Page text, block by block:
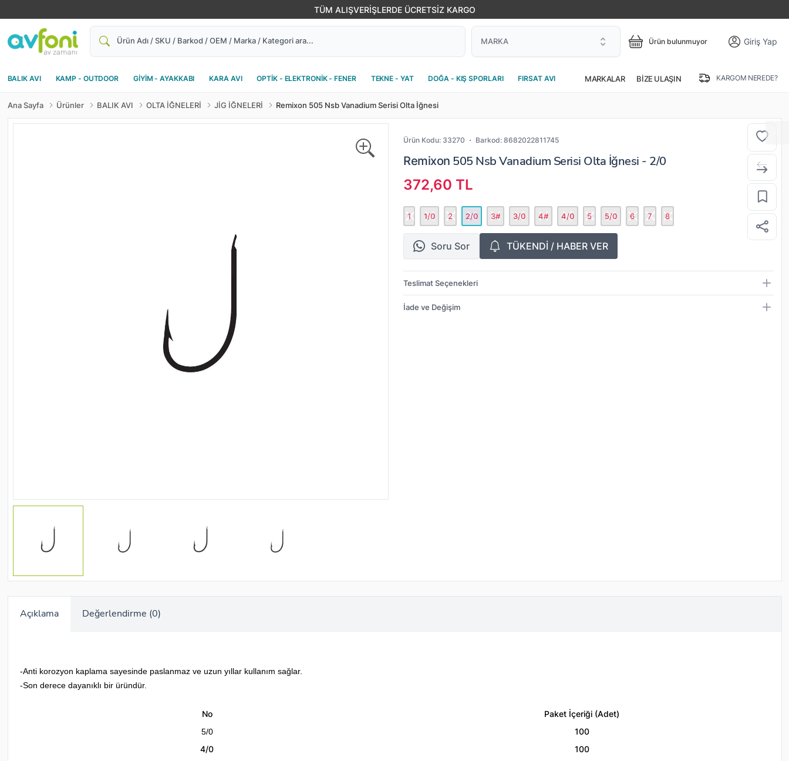
TÜM ALIŞVERİŞLERDE ÜCRETSİZ KARGO
Ara
Ürün bulunmuyor Giriş Yap
BALIK AVI KAMP - OUTDOOR GİYİM - AYAKKABI KARA AVI OPTİK - ELEKTRONİK - FENER TEKNE - YAT DOĞA - KIŞ SPORLARI FIRSAT AVI MARKALAR BIZE ULAŞIN KARGOM NEREDE?
Ana Sayfa Ürünler BALIK AVI OLTA İĞNELERİ JİG İĞNELERİ Remixon 505 Nsb Vanadium Serisi Olta İğnesi
Ürün Kodu: 33270 Barkod: 8682022811745
Remixon 505 Nsb Vanadium Serisi Olta İğnesi - 2/0
372,60 TL
1 1/0 2 2/0 3# 3/0 4# 4/0 5 5/0 6 7 8
Soru Sor TÜKENDİ / HABER VER
Teslimat Seçenekleri
İade ve Değişim
Açıklama Değerlendirme (0)
-Anti korozyon kaplama sayesinde paslanmaz ve uzun yıllar kullanım sağlar.
-Son derece dayanıklı bir üründür.
No Paket İçeriği (Adet)
5/0
100
4/0
100